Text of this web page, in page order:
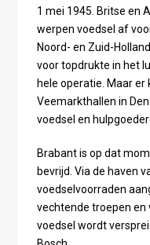
1 mei 1945. Britse en
werpen voedsel af
Noord- en Zuid-
voor topdrukte in het
hele operatie. Maar
Veemarkthallen in
voedsel en
Brabant is op dat
bevrijd. Via de haven
voedselvoorraden
vechtende troepen en
voedsel wordt